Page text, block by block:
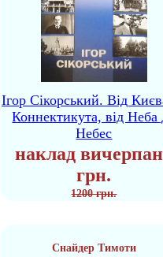
Ігор Сікорський. Від
Коннектикута, від Неба
Небес
наклад
грн.
1200 грн.
Снайдер Тимоти